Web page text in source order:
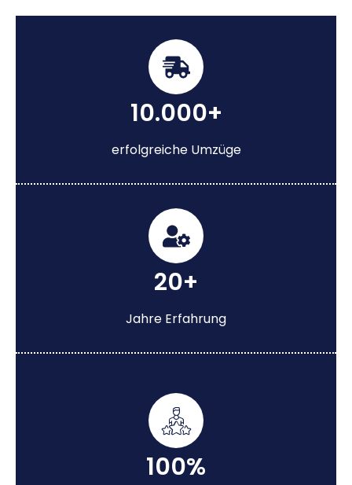
10.000+
erfolgreiche Umzüge
20+
Jahre Erfahrung
100%